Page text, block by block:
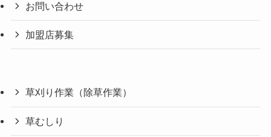
お問い合わせ
加盟店募集
草刈り作業（除草作業）
草むしり